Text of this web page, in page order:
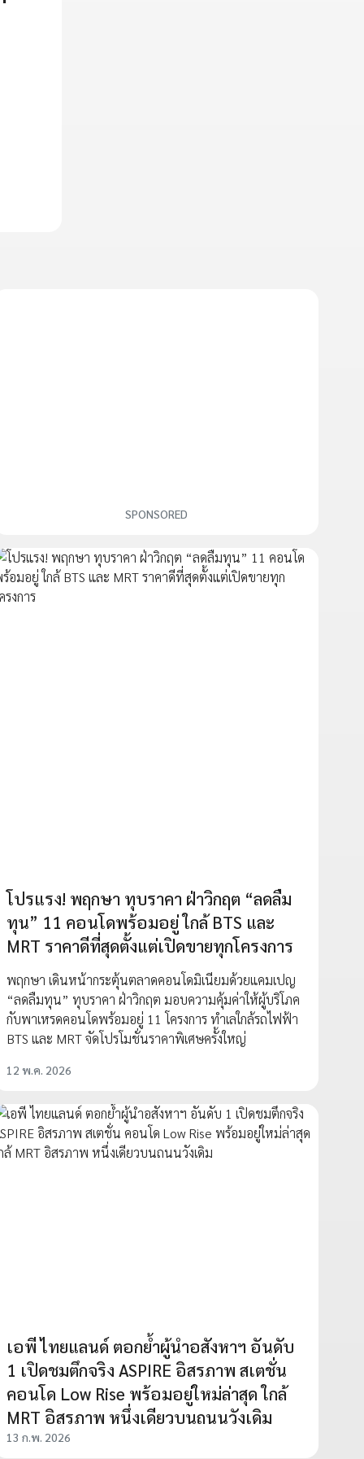
SPONSORED
โปรแรง! พฤกษา ทุบราคา ฝ่าวิกฤต “ลดลืม
ทุน” 11 คอนโดพร้อมอยู่ ใกล้ BTS และ
MRT ราคาดีที่สุดตั้งแต่เปิดขายทุกโครงการ
พฤกษา เดินหน้ากระตุ้นตลาดคอนโดมิเนียมด้วยแคมเปญ
“ลดลืมทุน” ทุบราคา ฝ่าวิกฤต มอบความคุ้มค่าให้ผู้บริโภค
กับพาเหรดคอนโดพร้อมอยู่ 11 โครงการ ทำเลใกล้รถไฟฟ้า
BTS และ MRT จัดโปรโมชั่นราคาพิเศษครั้งใหญ่
12 พ.ค. 2026
เอพี ไทยแลนด์ ตอกย้ำผู้นำอสังหาฯ อันดับ
1 เปิดชมตึกจริง ASPIRE อิสรภาพ สเตชั่น
คอนโด Low Rise พร้อมอยู่ใหม่ล่าสุด ใกล้
MRT อิสรภาพ หนึ่งเดียวบนถนนวังเดิม
13 ก.พ. 2026